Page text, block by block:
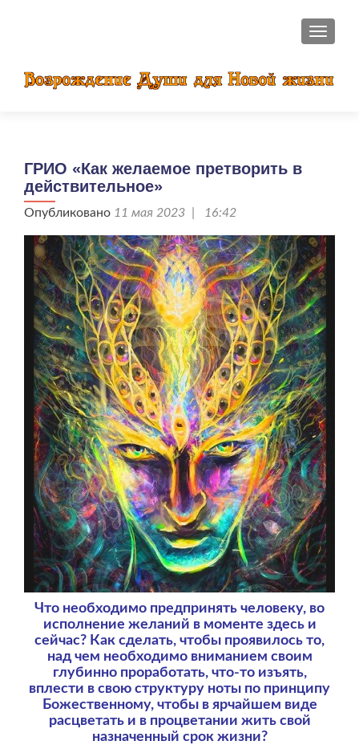
ГРИО «Как желаемое претворить в
действительное»
Опубликовано 11 мая 2023 | 16:42
Что необходимо предпринять человеку, во
исполнение желаний в моменте здесь и
сейчас? Как сделать, чтобы проявилось то,
над чем необходимо вниманием своим
глубинно проработать, что-то изъять,
вплести в свою структуру ноты по принципу
Божественному, чтобы в ярчайшем виде
расцветать и в процветании жить свой
назначенный срок жизни?